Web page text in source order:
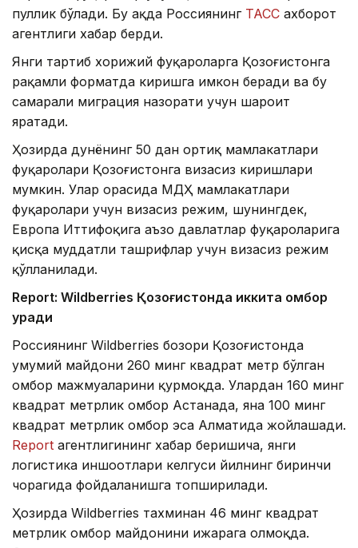
пуллик бўлади. Бу ҳақда Россиянинг ТАСС ахборот
агентлиги хабар берди.
Янги тартиб хорижий фуқароларга Қозоғистонга
рақамли форматда киришга имкон беради ва бу
самарали миграция назорати учун шароит
яратади.
Ҳозирда дунёнинг 50 дан ортиқ мамлакатлари
фуқаролари Қозоғистонга визасиз киришлари
мумкин. Улар орасида МДҲ мамлакатлари
фуқаролари учун визасиз режим, шунингдек,
Европа Иттифоқига аъзо давлатлар фуқароларига
қисқа муддатли ташрифлар учун визасиз режим
қўлланилади.
Report: Wildberries Қозоғистонда иккита омбор
қуради
Россиянинг Wildberries бозори Қозоғистонда
умумий майдони 260 минг квадрат метр бўлган
омбор мажмуаларини қурмоқда. Улардан 160 минг
квадрат метрлик омбор Астанада, яна 100 минг
квадрат метрлик омбор эса Алматида жойлашади.
Report агентлигининг хабар беришича, янги
логистика иншоотлари келгуси йилнинг биринчи
чорагида фойдаланишга топширилади.
Ҳозирда Wildberries тахминан 46 минг квадрат
метрлик омбор майдонини ижарага олмоқда.